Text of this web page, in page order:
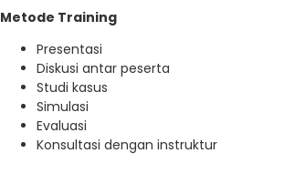
Metode Training
Presentasi
Diskusi antar peserta
Studi kasus
Simulasi
Evaluasi
Konsultasi dengan instruktur